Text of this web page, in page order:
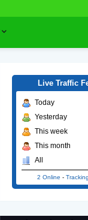
Live Traffic
Today
Yesterday
This week
This month
All
2 Online -